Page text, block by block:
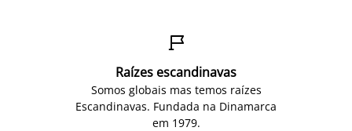

Raízes escandinavas
Somos globais mas temos raízes
Escandinavas. Fundada na Dinamarca
em 1979.